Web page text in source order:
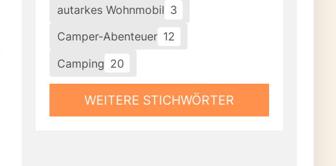
autarkes Wohnmobil 3
Camper-Abenteuer 12
Camping 20
WEITERE STICHWÖRTER